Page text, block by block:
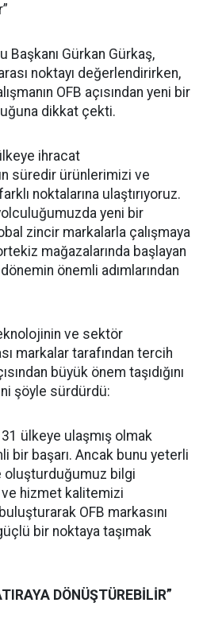
Başkanı Gürkan Gürkaş,
noktayı değerlendirirken,
OFB açısından yeni bir
dikkat çekti.
ihracat
süredir ürünlerimizi ve
noktalarına ulaştırıyoruz.
yeni bir
zincir markalarla çalışmaya
mağazalarında başlayan
önemli adımlarından
ve sektör
markalar tarafından tercih
büyük önem taşıdığını
şöyle sürdürdü:
ülkeye ulaşmış olmak
bir başarı. Ancak bunu yeterli
oluşturduğumuz bilgi
hizmet kalitemizi
OFB markasını
bir noktaya taşımak
DÖNÜŞTÜREBİLİR”